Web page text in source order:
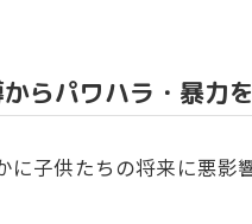
らパワハラ・暴力
子供たちの将来に悪影